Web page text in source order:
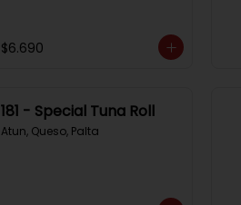
$6.690
181 - Special Tuna Roll
Atun, Queso, Palta